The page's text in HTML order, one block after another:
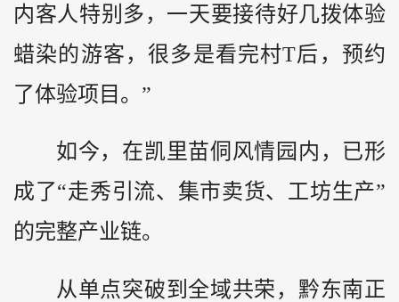
内客人特别多，一天要接待好几拨体验
蜡染的游客，很多是看完村T后，预约
了体验项目。”
如今，在凯里苗侗风情园内，已形
成了“走秀引流、集市卖货、工坊生产”
的完整产业链。
从单点突破到全域共荣， 黔东南正